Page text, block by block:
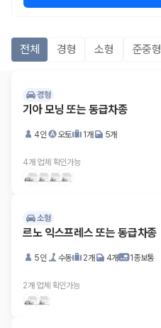
전체 경형 소형 준중형
경형
기아 모닝 또는 동급차종
4인 오토 1개 5개
4개 업체 확인가능
소형
르노 익스프레스 또는 동급차종
5인 수동 2개 4개 1종보통
2개 업체 확인가능